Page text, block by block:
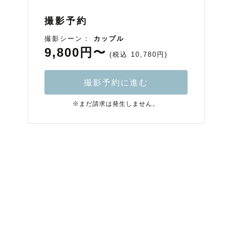
撮影予約
撮影シーン： カップル
9,800円〜 (税込 10,780円)
撮影予約に進む
※まだ請求は発生しません。